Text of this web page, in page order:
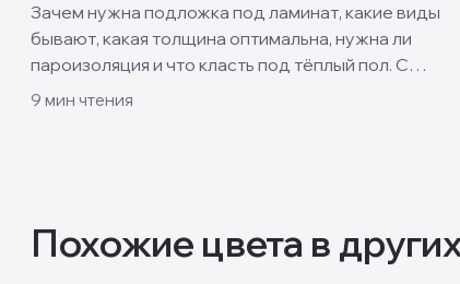
Зачем нужна подложка под ламинат, какие виды
бывают, какая толщина оптимальна, нужна ли
пароизоляция и что класть под тёплый пол. С
таблицей материалов.
9 мин чтения
Похожие цвета в